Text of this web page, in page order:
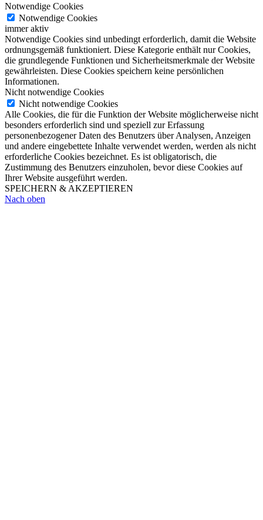
Notwendige Cookies
Notwendige Cookies
immer aktiv
Notwendige Cookies sind unbedingt erforderlich, damit die Website
ordnungsgemäß funktioniert. Diese Kategorie enthält nur Cookies,
die grundlegende Funktionen und Sicherheitsmerkmale der Website
gewährleisten. Diese Cookies speichern keine persönlichen
Informationen.
Nicht notwendige Cookies
Nicht notwendige Cookies
Alle Cookies, die für die Funktion der Website möglicherweise nicht
besonders erforderlich sind und speziell zur Erfassung
personenbezogener Daten des Benutzers über Analysen, Anzeigen
und andere eingebettete Inhalte verwendet werden, werden als nicht
erforderliche Cookies bezeichnet. Es ist obligatorisch, die
Zustimmung des Benutzers einzuholen, bevor diese Cookies auf
Ihrer Website ausgeführt werden.
SPEICHERN & AKZEPTIEREN
Nach oben